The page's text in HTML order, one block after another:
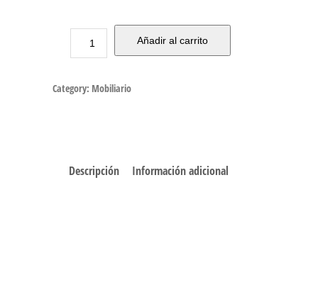
Añadir al carrito
Category: Mobiliario
Descripción Información adicional